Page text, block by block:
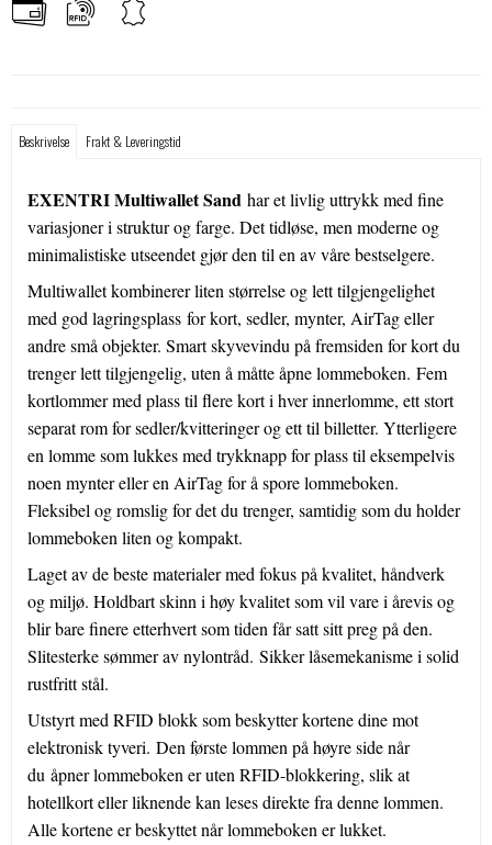
Beskrivelse Frakt & Leveringstid
EXENTRI Multiwallet Sand har et livlig uttrykk med fine
variasjoner i struktur og farge. Det tidløse, men moderne og
minimalistiske utseendet gjør den til en av våre bestselgere.
Multiwallet kombinerer liten størrelse og lett tilgjengelighet
med god lagringsplass for kort, sedler, mynter, AirTag eller
andre små objekter. Smart skyvevindu på fremsiden for kort du
trenger lett tilgjengelig, uten å måtte åpne lommeboken. Fem
kortlommer med plass til flere kort i hver innerlomme, ett stort
separat rom for sedler/kvitteringer og ett til billetter. Ytterligere
en lomme som lukkes med trykknapp for plass til eksempelvis
noen mynter eller en AirTag for å spore lommeboken.
Fleksibel og romslig for det du trenger, samtidig som du holder
lommeboken liten og kompakt.
Laget av de beste materialer med fokus på kvalitet, håndverk
og miljø. Holdbart skinn i høy kvalitet som vil vare i årevis og
blir bare finere etterhvert som tiden får satt sitt preg på den.
Slitesterke sømmer av nylontråd. Sikker låsemekanisme i solid
rustfritt stål.
Utstyrt med RFID blokk som beskytter kortene dine mot
elektronisk tyveri. Den første lommen på høyre side når
du åpner lommeboken er uten RFID-blokkering, slik at
hotellkort eller liknende kan leses direkte fra denne lommen.
Alle kortene er beskyttet når lommeboken er lukket.